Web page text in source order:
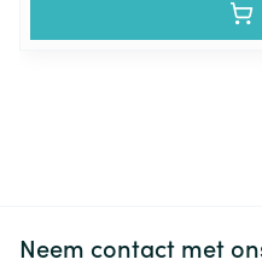
Neem contact met